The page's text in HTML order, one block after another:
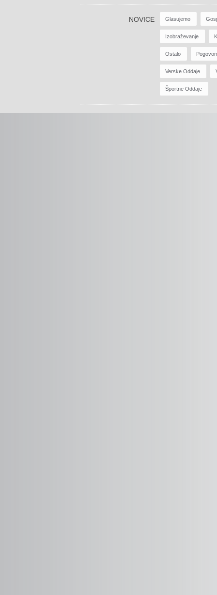
NOVICE Glasujemo
Izobraževanje
Ostalo
Verske Oddaje
Športne Oddaje